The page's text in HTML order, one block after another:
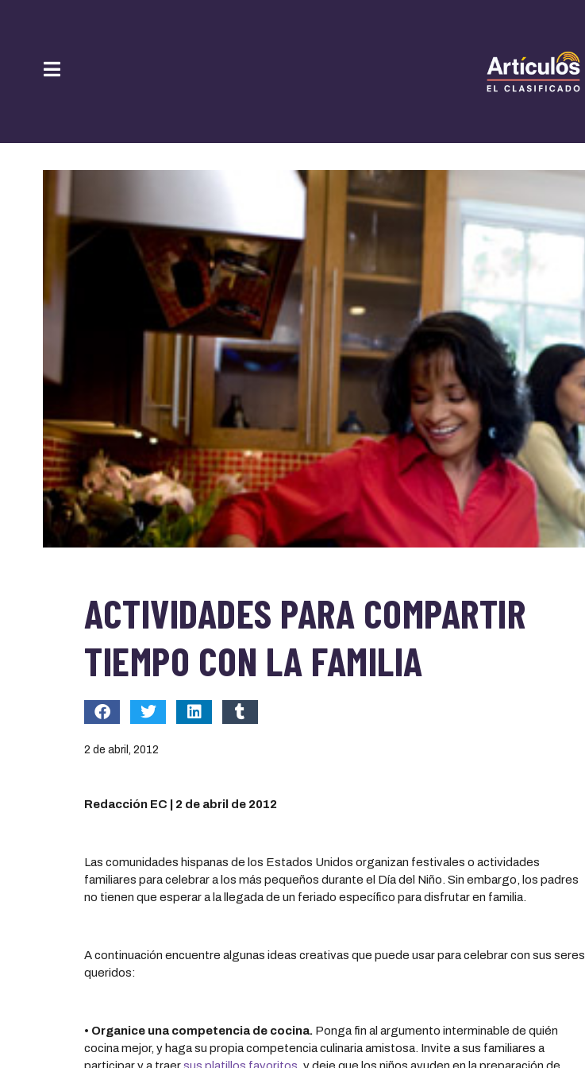
ACTIVIDADES PARA COMPARTIR
TIEMPO CON LA FAMILIA
2 de abril, 2012
Redacción EC | 2 de abril de 2012
Las comunidades hispanas de los Estados Unidos organizan festivales o actividades
familiares para celebrar a los más pequeños durante el Día del Niño. Sin embargo, los padres
no tienen que esperar a la llegada de un feriado específico para disfrutar en familia.
A continuación encuentre algunas ideas creativas que puede usar para celebrar con sus seres
queridos:
• Organice una competencia de cocina. Ponga fin al argumento interminable de quién
cocina mejor, y haga su propia competencia culinaria amistosa. Invite a sus familiares a
participar y a traersus platillos favoritos , y deje que los niños ayuden en la preparación de